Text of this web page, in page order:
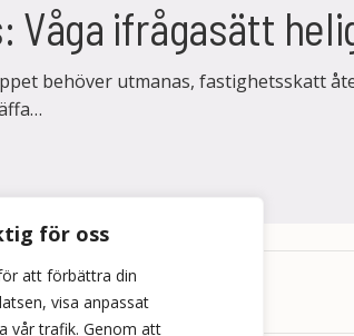
för oss
att förbättra din
visa anpassat
vår trafik. Genom att
Våga ifrågasätt
behöver utmanas, fastighetsskatt